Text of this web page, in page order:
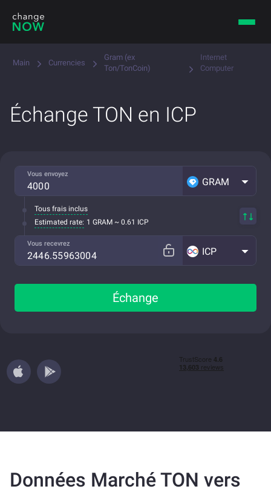
Main Currencies
Gram (ex
Ton/TonCoin)
Internet
Computer
Échange TON en ICP
Vous envoyez
GRAM
Tous frais inclus
Estimated rate: 1 GRAM ~ 0.61 ICP
Vous recevrez
ICP
Échange
Données Marché TON vers